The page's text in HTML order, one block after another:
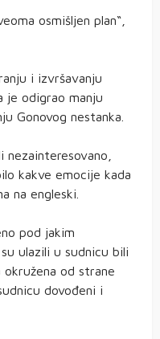
osmišljen plan“,
i izvršavanju
je odigrao manju
Gonovog nestanka.
kakve emocije kada
na engleski.
pod jakim
ulazili u sudnicu bili
okružena od strane
dovođeni i